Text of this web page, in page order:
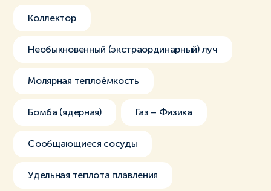
Коллектор
Необыкновенный (экстраординарный) луч
Молярная теплоёмкость
Бомба (ядерная) Газ – Физика
Сообщающиеся сосуды
Удельная теплота плавления